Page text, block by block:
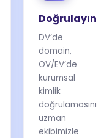
Doğrulayın
DV’de
domain,
OV/EV’de
kurumsal
kimlik
doğrulamasını
uzman
ekibimizle